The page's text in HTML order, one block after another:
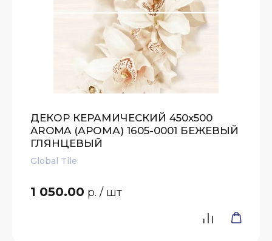
ДЕКОР КЕРАМИЧЕСКИЙ 450х500
AROMA (АРОМА) 1605-0001 БЕЖЕВЫЙ
ГЛЯНЦЕВЫЙ
Global Tile
1 050.00 р. / шт